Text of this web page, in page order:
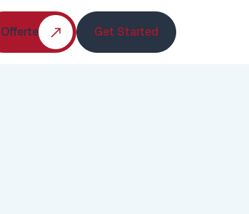
Offerte
Offerte
Get Started
Get Started